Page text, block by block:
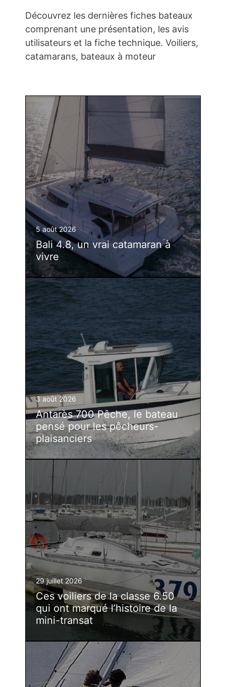
Découvrez les dernières fiches bateaux
comprenant une présentation, les avis
utilisateurs et la fiche technique. Voiliers,
catamarans, bateaux à moteur
5 août 2026
Bali 4.8, un vrai catamaran à
vivre
3 août 2026
Antarès 700 Pêche, le bateau
pensé pour les pêcheurs-
plaisanciers
29 juillet 2026
Ces voiliers de la classe 6.50
qui ont marqué l’histoire de la
mini-transat